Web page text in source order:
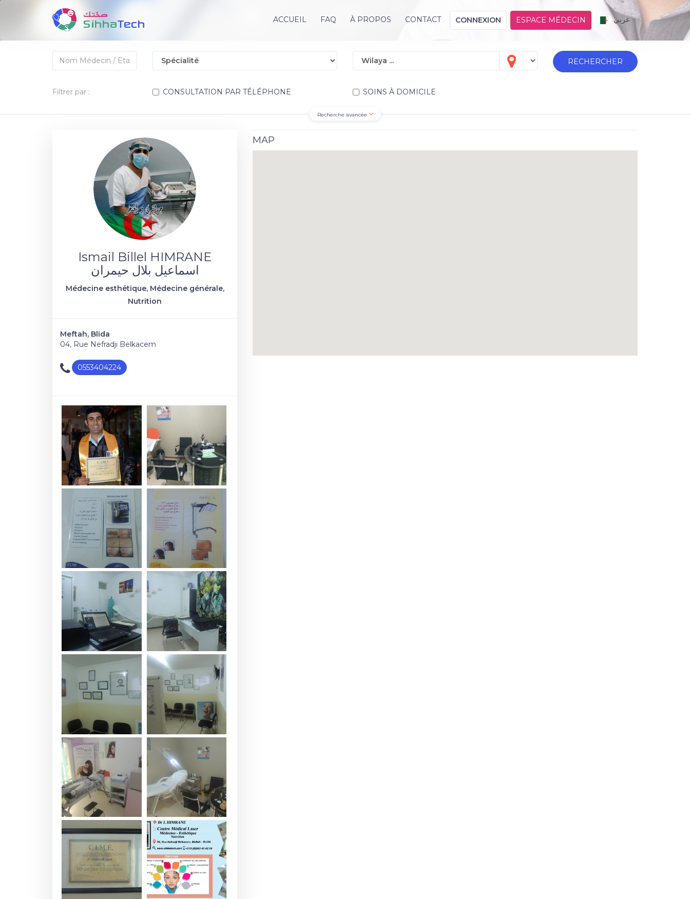
ACCUEIL FAQ À PROPOS CONTACT CONNEXION ESPACE MÉDECIN عربي
RECHERCHER
Filtrer par : CONSULTATION PAR TÉLÉPHONE SOINS À DOMICILE
Recherche avancée
Ismail Billel HIMRANE
اسماعيل بلال حيمران
Médecine esthétique, Médecine générale,
Nutrition
Meftah, Blida
04, Rue Nefradji Belkacem
0553404224
MAP